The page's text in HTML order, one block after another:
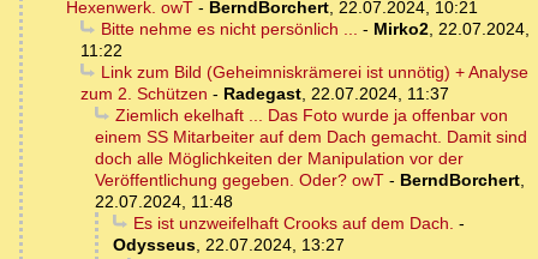
Hexenwerk. owT - BerndBorchert, 22.07.2024, 10:21
Bitte nehme es nicht persönlich ... - Mirko2, 22.07.2024,
11:22
Link zum Bild (Geheimniskrämerei ist unnötig) + Analyse
zum 2. Schützen - Radegast, 22.07.2024, 11:37
Ziemlich ekelhaft ... Das Foto wurde ja offenbar von
einem SS Mitarbeiter auf dem Dach gemacht. Damit sind
doch alle Möglichkeiten der Manipulation vor der
Veröffentlichung gegeben. Oder? owT - BerndBorchert,
22.07.2024, 11:48
Es ist unzweifelhaft Crooks auf dem Dach. -
Odysseus, 22.07.2024, 13:27